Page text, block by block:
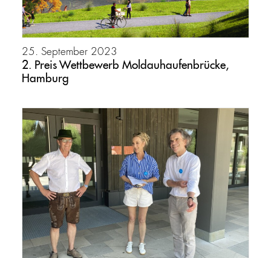
25. September 2023
2. Preis Wettbewerb Moldauhaufenbrücke,
Hamburg